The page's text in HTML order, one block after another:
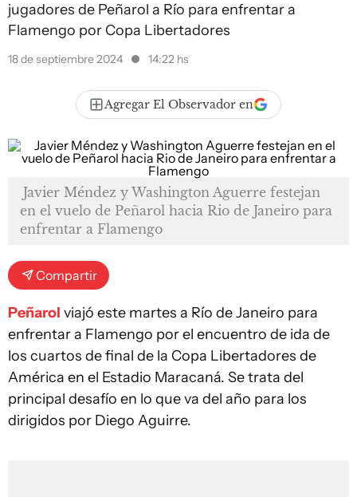
jugadores de Peñarol a Río para enfrentar a
Flamengo por Copa Libertadores
18 de septiembre 2024 14:22 hs
Agregar El Observador en
Javier Méndez y Washington Aguerre festejan
en el vuelo de Peñarol hacia Rio de Janeiro para
enfrentar a Flamengo
Compartir
Peñarol viajó este martes a Río de Janeiro para
enfrentar a Flamengo por el encuentro de ida de
los cuartos de final de la Copa Libertadores de
América en el Estadio Maracaná. Se trata del
principal desafío en lo que va del año para los
dirigidos por Diego Aguirre.